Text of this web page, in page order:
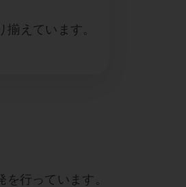
えています。
行っています。